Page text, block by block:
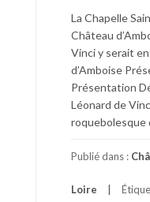
La Chapelle
Château
Vinci y serait
d’Amboise
Présentation
Léonard de
roquebolesque
Publié dans :
Loire